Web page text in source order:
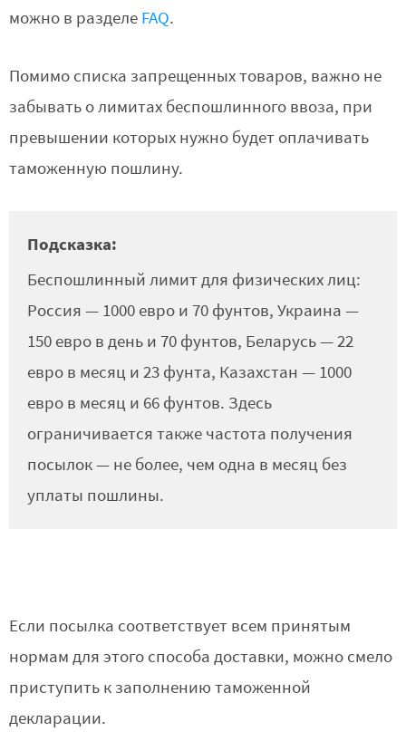
можно в разделе FAQ.
Помимо списка запрещенных товаров, важно не
забывать о лимитах беспошлинного ввоза, при
превышении которых нужно будет оплачивать
таможенную пошлину.
Подсказка:
Беспошлинный лимит для физических лиц:
Россия — 1000 евро и 70 фунтов, Украина —
150 евро в день и 70 фунтов, Беларусь — 22
евро в месяц и 23 фунта, Казахстан — 1000
евро в месяц и 66 фунтов. Здесь
ограничивается также частота получения
посылок — не более, чем одна в месяц без
уплаты пошлины.
Если посылка соответствует всем принятым
нормам для этого способа доставки, можно смело
приступить к заполнению таможенной
декларации.